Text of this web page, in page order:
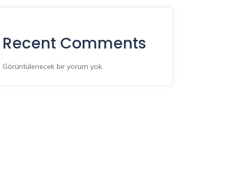
Recent Comments
Görüntülenecek bir yorum yok.